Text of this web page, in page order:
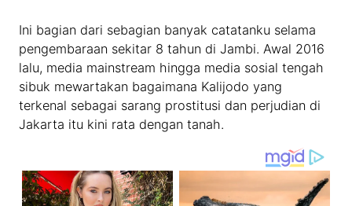
Ini bagian dari sebagian banyak catatanku selama
pengembaraan sekitar 8 tahun di Jambi. Awal 2016
lalu, media mainstream hingga media sosial tengah
sibuk mewartakan bagaimana Kalijodo yang
terkenal sebagai sarang prostitusi dan perjudian di
Jakarta itu kini rata dengan tanah.